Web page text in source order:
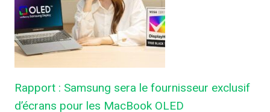
Rapport : Samsung sera le fournisseur exclusif
d’écrans pour les MacBook OLED